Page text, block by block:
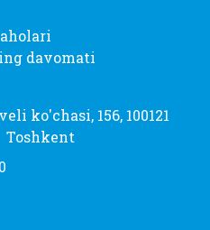
davomati
ko'chasi, 156, 100121
Toshkent